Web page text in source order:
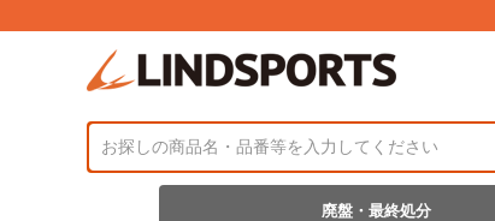
廃盤・最終処分